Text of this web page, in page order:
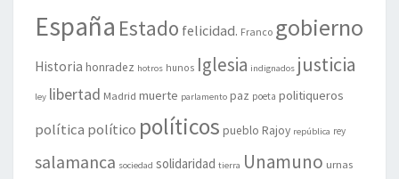
España Estado felicidad. Franco gobierno
Historia honradez hotros hunos Iglesia indignados justicia
ley libertad Madrid muerte parlamento paz poeta politiqueros
política político políticos pueblo Rajoy república rey
salamanca sociedad solidaridad tierra Unamuno urnas